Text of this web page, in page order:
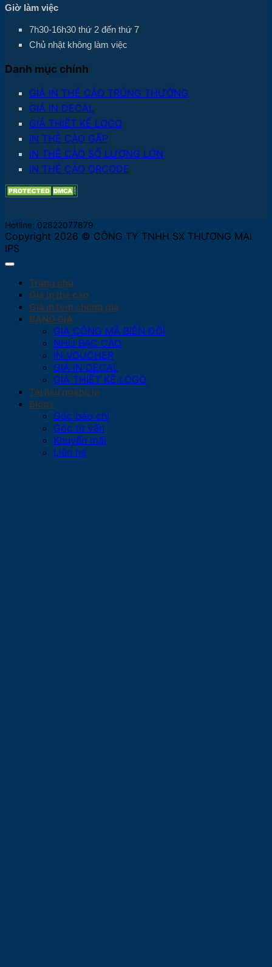
Giờ làm việc
7h30-16h30 thứ 2 đến thứ 7
Chủ nhật không làm việc
Danh mục chính
GIÁ IN THẺ CÀO TRÚNG THƯỞNG
GIÁ IN DECAL
GIÁ THIẾT KẾ LOGO
IN THẺ CÀO GẤP
IN THẺ CÀO SỐ LƯỢNG LỚN
IN THẺ CÀO QRCODE
Hotline: 02822077879
Copyright 2026 © CÔNG TY TNHH SX THƯƠNG MẠI
IPS
Trang chủ
Giá in thẻ cào
Giá in tem chống giả
BẢNG GIÁ
GIA CÔNG MÃ BIẾN ĐỔI
NHŨ BẠC CÀO
IN VOUCHER
GIÁ IN DECAL
GIÁ THIẾT KẾ LOGO
Tài liệu ngành in
Blogs
Góc báo chí
Góc tư vấn
Khuyến mãi
Liên hệ